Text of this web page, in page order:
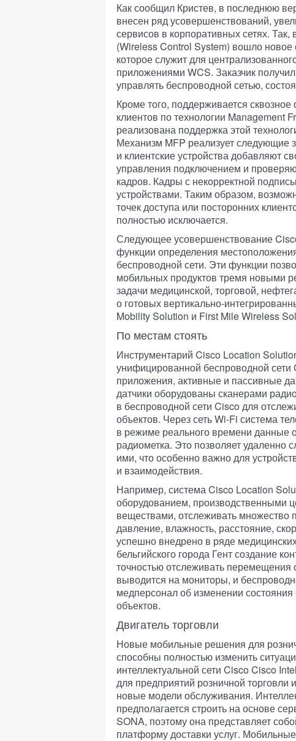
Как сообщил Кристев, в последнюю
внесен ряд усовершенствований,
сервисов в корпоративных сетях.
(Wireless Control System) вошло новое
которое служит для
приложениями WCS. Заказчик
управлять беспроводной сетью,
Кроме того, поддерживается
клиентов по технологии Management
реализована поддержка этой
Механизм MFP реализует следующие
и клиентские устройства добавляют
управления подключением и
кадров. Кадры с некорректной
устройствами. Таким образом,
точек доступа или посторонних
полностью исключается.
Следующее усовершенствование
функции определения
беспроводной сети. Эти функции
мобильных продуктов тремя
задачи медицинской, торговой,
о готовых вертикально-
Mobility Solution и First Mile Wireless
По местам стоять
Инструментарий Cisco Location
унифицированной беспроводной сети
приложения, активные и пассивные
датчики оборудованы сканерами
в беспроводной сети Cisco для
объектов. Через сеть Wi-Fi система
в режиме реального времени данные
радиометка. Это позволяет удаленно
ими, что особенно важно для
и взаимодействия.
Например, система Cisco Location
оборудованием, производственными
веществами, отслеживать множество
давление, влажность, расстояние,
успешно внедрено в ряде
бельгийского города Гент создание
точностью отслеживать
выводится на мониторы, и
медперсонал об изменении
объектов.
Двигатель торговли
Новые мобильные решения для
способны полностью изменить
интеллектуальной сети Cisco Cisco
для предприятий розничной
новые модели обслуживания.
предполагается строить на основе
SONA, поэтому она представляет
платформу доставки услуг.